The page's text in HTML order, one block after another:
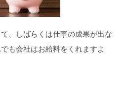
、しばらくは仕事の成果が出な
も会社はお給料をくれますよ